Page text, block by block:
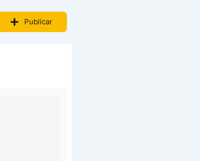
Publicar